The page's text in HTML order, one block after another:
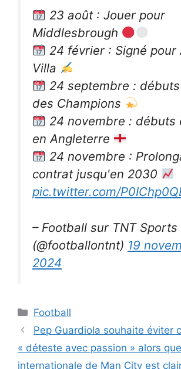
23 août : Jouer pour
Middlesbrough
24 février : Signé pour
Villa
24 septembre :
des Champions
24 novembre : débuts
en Angleterre
24 novembre :
contrat jusqu'en 2030
pic.twitter.com/
– Football sur TNT Sports
(@footballontnt) 19
2024
Catégories
Football
Pep Guardiola souhaite éviter
« déteste avec passion » alors
internationale de Man City est